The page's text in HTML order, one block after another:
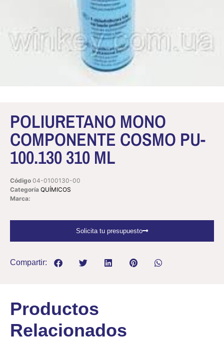
POLIURETANO MONO
COMPONENTE COSMO PU-
100.130 310 ML
Código 04-0100130-00
Categoría QUÍMICOS
Marca:
Solicita tu presupuesto
Compartir:
Productos
Relacionados